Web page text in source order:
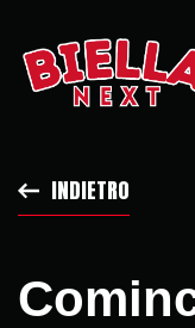
INDIETRO